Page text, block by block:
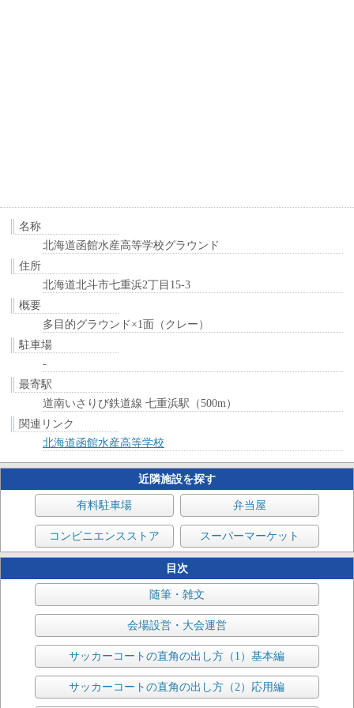
名称
北海道函館水産高等学校グラウンド
住所
北海道北斗市七重浜2丁目15-3
概要
多目的グラウンド×1面（クレー）
駐車場
-
最寄駅
道南いさりび鉄道線 七重浜駅（500m）
関連リンク
北海道函館水産高等学校
近隣施設を探す
有料駐車場 弁当屋
コンビニエンスストア スーパーマーケット
目次
随筆・雑文
会場設営・大会運営
サッカーコートの直角の出し方（1）基本編
サッカーコートの直角の出し方（2）応用編